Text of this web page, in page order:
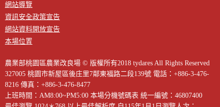
網站導覽
資訊安全政策宣告
網站資料開放宣告
本場位置
農業部桃園區農業改良場 © 版權所有2018 tydares All Rights Reserved
327005 桃園市新屋區後庄里7鄰東福路二段139號 電話：+886-3-476-
8216 傳真：+886-3-476-8477
上班時間：AM8:00~PM5:00 本場分機號碼表 統一編號：46807400